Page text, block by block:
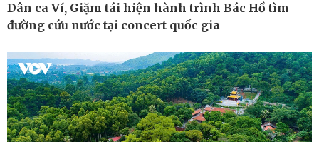
Dân ca Ví, Giặm tái hiện hành trình Bác Hồ tìm
đường cứu nước tại concert quốc gia